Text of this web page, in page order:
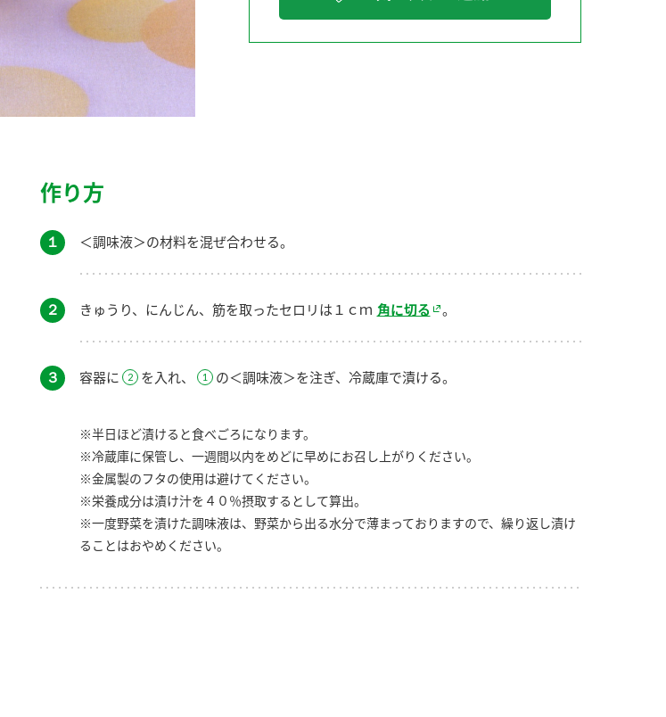
作り方
１ ＜調味液＞の材料を混ぜ合わせる。
２ きゅうり、にんじん、筋を取ったセロリは１ｃｍ 角に切る 。
３ 容器に を入れ、 の＜調味液＞を注ぎ、冷蔵庫で漬ける。
※半日ほど漬けると食べごろになります。
※冷蔵庫に保管し、一週間以内をめどに早めにお召し上がりください。
※金属製のフタの使用は避けてください。
※栄養成分は漬け汁を４０％摂取するとして算出。
※一度野菜を漬けた調味液は、野菜から出る水分で薄まっておりますので、繰り返し漬け
ることはおやめください。